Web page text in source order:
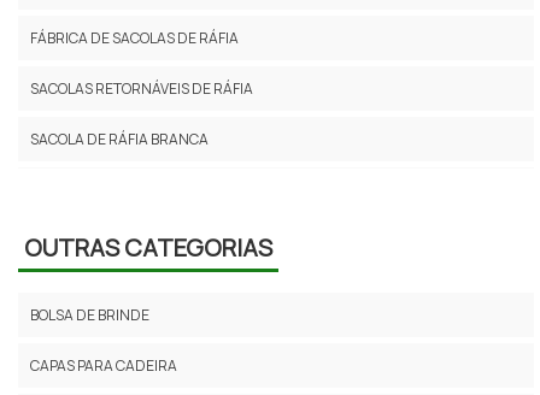
FÁBRICA DE SACOLAS DE RÁFIA
SACOLAS RETORNÁVEIS DE RÁFIA
SACOLA DE RÁFIA BRANCA
SACO DE RAFIA USADO PREÇO
OUTRAS CATEGORIAS
BOLSA DE BRINDE
CAPAS PARA CADEIRA